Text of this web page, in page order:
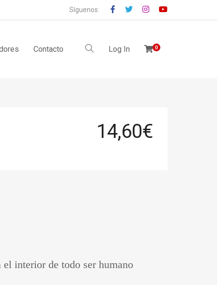
Síguenos:
Contacto Log In 0
14,60€
interior de todo ser humano